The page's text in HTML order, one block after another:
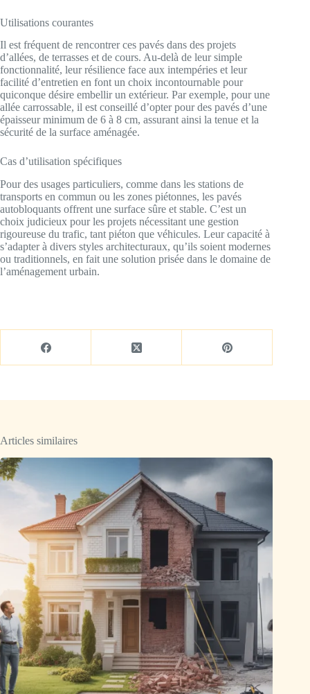
Utilisations courantes
Il est fréquent de rencontrer ces pavés dans des projets
d’allées, de terrasses et de cours. Au-delà de leur simple
fonctionnalité, leur résilience face aux intempéries et leur
facilité d’entretien en font un choix incontournable pour
quiconque désire embellir un extérieur. Par exemple, pour une
allée carrossable, il est conseillé d’opter pour des pavés d’une
épaisseur minimum de 6 à 8 cm, assurant ainsi la tenue et la
sécurité de la surface aménagée.
Cas d’utilisation spécifiques
Pour des usages particuliers, comme dans les stations de
transports en commun ou les zones piétonnes, les pavés
autobloquants offrent une surface sûre et stable. C’est un
choix judicieux pour les projets nécessitant une gestion
rigoureuse du trafic, tant piéton que véhicules. Leur capacité à
s’adapter à divers styles architecturaux, qu’ils soient modernes
ou traditionnels, en fait une solution prisée dans le domaine de
l’aménagement urbain.
Articles similaires